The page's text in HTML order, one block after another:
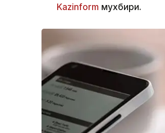
Kazinform мухбири.